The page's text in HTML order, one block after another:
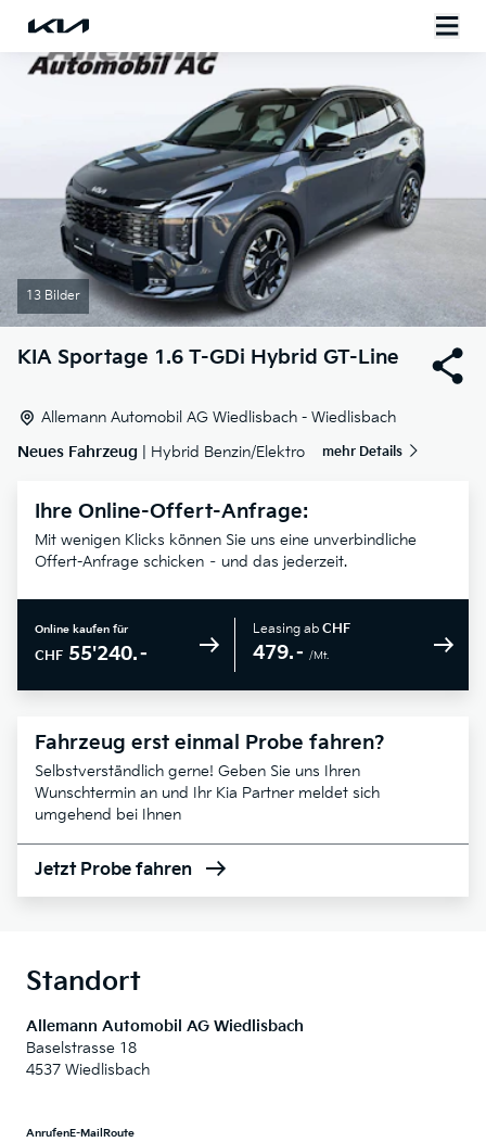
13 Bilder
KIA Sportage 1.6 T-GDi Hybrid GT-Line
Allemann Automobil AG Wiedlisbach - Wiedlisbach
Neues Fahrzeug | Hybrid Benzin/Elektro mehr Details
Ihre Online-Offert-Anfrage:
Mit wenigen Klicks können Sie uns eine unverbindliche
Offert-Anfrage schicken – und das jederzeit.
Online kaufen für
CHF 55'240.–
Leasing ab CHF
479.– /Mt.
Fahrzeug erst einmal Probe fahren?
Selbstverständlich gerne! Geben Sie uns Ihren
Wunschtermin an und Ihr Kia Partner meldet sich
umgehend bei Ihnen
Jetzt Probe fahren
Standort
Allemann Automobil AG Wiedlisbach
Baselstrasse 18
4537 Wiedlisbach
AnrufenE-Mail Route